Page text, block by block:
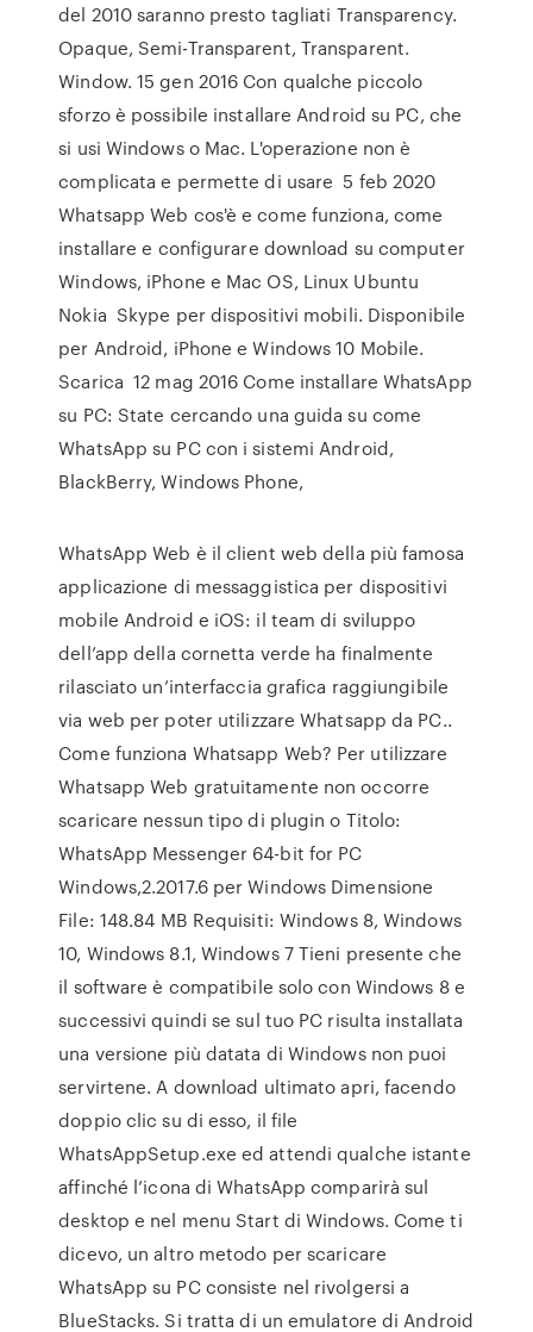
del 2010 saranno presto tagliati Transparency.
Opaque, Semi-Transparent, Transparent.
Window. 15 gen 2016 Con qualche piccolo
sforzo è possibile installare Android su PC, che
si usi Windows o Mac. L'operazione non è
complicata e permette di usare 5 feb 2020
Whatsapp Web cos'è e come funziona, come
installare e configurare download su computer
Windows, iPhone e Mac OS, Linux Ubuntu
Nokia Skype per dispositivi mobili. Disponibile
per Android, iPhone e Windows 10 Mobile.
Scarica 12 mag 2016 Come installare WhatsApp
su PC: State cercando una guida su come
WhatsApp su PC con i sistemi Android,
BlackBerry, Windows Phone,
WhatsApp Web è il client web della più famosa
applicazione di messaggistica per dispositivi
mobile Android e iOS: il team di sviluppo
dell’app della cornetta verde ha finalmente
rilasciato un’interfaccia grafica raggiungibile
via web per poter utilizzare Whatsapp da PC..
Come funziona Whatsapp Web? Per utilizzare
Whatsapp Web gratuitamente non occorre
scaricare nessun tipo di plugin o Titolo:
WhatsApp Messenger 64-bit for PC
Windows,2.2017.6 per Windows Dimensione
File: 148.84 MB Requisiti: Windows 8, Windows
10, Windows 8.1, Windows 7 Tieni presente che
il software è compatibile solo con Windows 8 e
successivi quindi se sul tuo PC risulta installata
una versione più datata di Windows non puoi
servirtene. A download ultimato apri, facendo
doppio clic su di esso, il file
WhatsAppSetup.exe ed attendi qualche istante
affinché l’icona di WhatsApp comparirà sul
desktop e nel menu Start di Windows. Come ti
dicevo, un altro metodo per scaricare
WhatsApp su PC consiste nel rivolgersi a
BlueStacks. Si tratta di un emulatore di Android